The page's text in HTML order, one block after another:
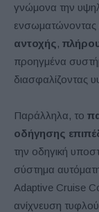
γνώμονα την
αντοχής ,
προηγμένα
διασφαλίζοντας
Παράλληλα, το
οδήγησης
την οδηγική
σύστημα
Adaptive Cruise
ανίχνευση